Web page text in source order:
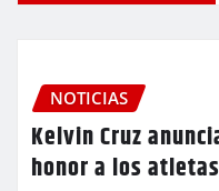
NOTICIAS
Kelvin Cruz
honor a los